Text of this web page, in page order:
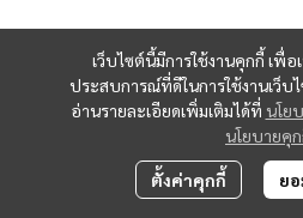
เว็บไซต์นี้มีการใช้งานคุกกี้ เพื่
ประสบการณ์ที่ดีในการใช้งานเว็บ
อ่านรายละเอียดเพิ่มเติมได้ที่ นโย
นโยบายคุ
ตั้งค่าคุกกี้ ย